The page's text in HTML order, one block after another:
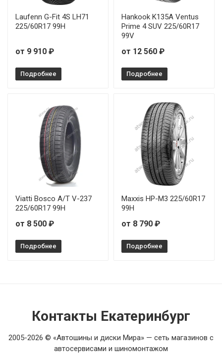
Laufenn G-Fit 4S LH71
225/60R17 99H
от 9 910 ₽
Подробнее
Hankook K135A Ventus
Prime 4 SUV 225/60R17
99V
от 12 560 ₽
Подробнее
Viatti Bosco A/T V-237
225/60R17 99H
от 8 500 ₽
Подробнее
Maxxis HP-M3 225/60R17
99H
от 8 790 ₽
Подробнее
Контакты Екатеринбург
2005-2026 © «Автошины и диски Мира» — сеть магазинов с
автосервисами и шиномонтажом